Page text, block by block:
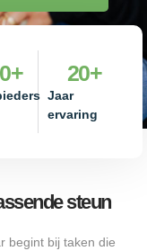
+
Jaar
ervaring
20+
steun
begint bij taken die